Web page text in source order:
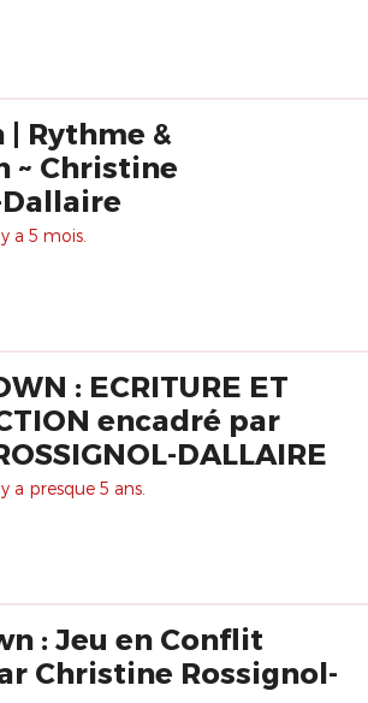
Rythme &
~ Christine
a 5 mois.
: ECRITURE ET
encadré par
DALLAIRE
a presque 5 ans.
: Jeu en Conflit
Christine Rossignol-